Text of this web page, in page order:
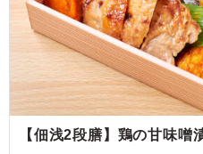
ご利用シーン：ロケ・撮影›ス
東京都江東区塩浜2025/08/12
【佃浅2段膳】鶏の甘味噌